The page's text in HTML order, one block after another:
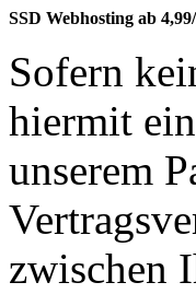
SSD Webhosting ab
Sofern
hiermit
unserem
zwischen